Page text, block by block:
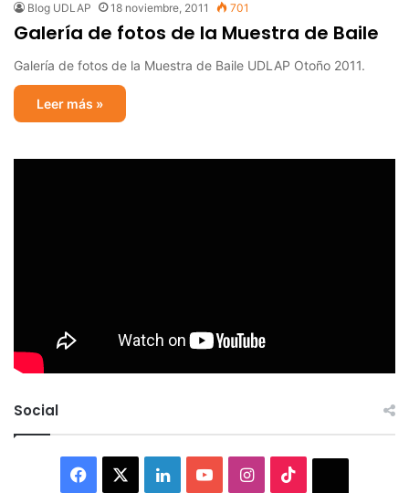
Blog UDLAP 18 noviembre, 2011 701
Galería de fotos de la Muestra de Baile
Galería de fotos de la Muestra de Baile UDLAP Otoño 2011.
Leer más »
Social
Facebook LinkedInYouTubeInstagram